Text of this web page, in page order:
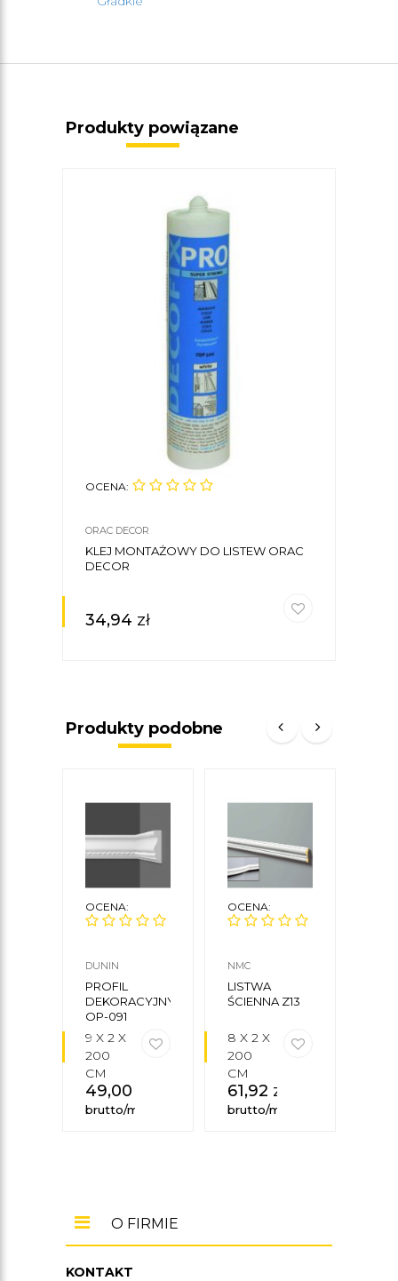
Produkty powiązane
OCENA:
ORAC DECOR
KLEJ MONTAŻOWY DO LISTEW ORAC
DECOR
34,94 zł
Produkty podobne
OCENA:
DUNIN
PROFIL
DEKORACYJNY
OP-091
9 X 2 X
200
CM
49,00
brutto/mb
OCENA:
NMC
LISTWA
ŚCIENNA Z13
8 X 2 X
200
CM
61,92 zł
brutto/mb
KONTAKT
O FIRMIE